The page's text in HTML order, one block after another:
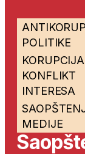
POLITIKE
KONFLIKT
INTERESA
MEDIJE